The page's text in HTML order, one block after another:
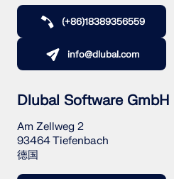
(+86)18389356559
info@dlubal.com
Dlubal Software GmbH
Am Zellweg 2
93464 Tiefenbach
德国